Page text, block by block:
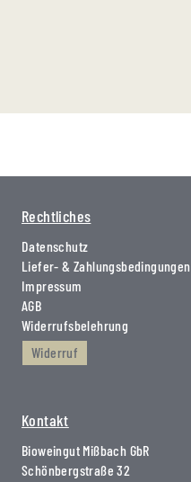
Rechtliches
Datenschutz
Liefer- & Zahlungsbedingungen
Impressum
AGB
Widerrufsbelehrung
Widerruf
Kontakt
Bioweingut Mißbach GbR
Schönbergstraße 32